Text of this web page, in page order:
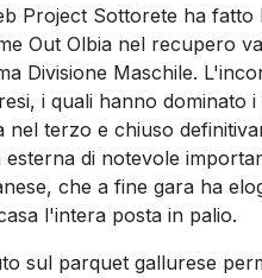
Project Sottorete ha
Out Olbia nel recupero
Divisione Maschile.
i quali hanno dominato
nel terzo e chiuso
di notevole
che a fine gara ha
l'intera posta in palio.
sul parquet gallurese